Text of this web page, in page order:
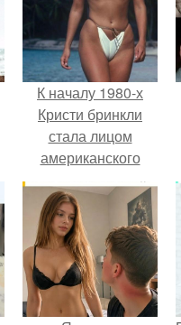
К началу 1980-х
Кристи бринкли
стала лицом
американского
главным
воплощением
естественной
привлекательности.